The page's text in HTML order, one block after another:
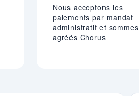
Nous acceptons les
paiements par mandat
administratif et sommes
agréés Chorus